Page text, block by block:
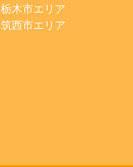
栃木市エリア
筑西市エリア